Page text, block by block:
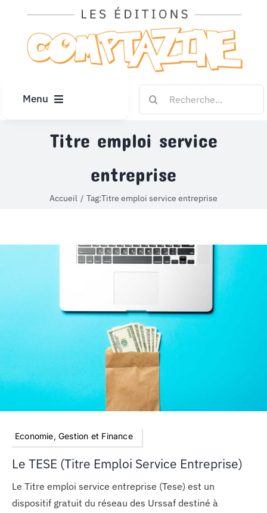
contenu
Menu
ACCUEILTitre emploi service
entreprise
Accueil Tag:Titre emploi service entreprise
Economie, Gestion et Finance
Le TESE (Titre Emploi Service Entreprise)
Le Titre emploi service entreprise (Tese) est un
dispositif gratuit du réseau des Urssaf destiné à